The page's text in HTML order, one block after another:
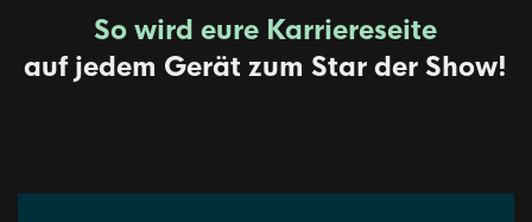
So wird eure Karriereseite
auf jedem Gerät zum Star der Show!